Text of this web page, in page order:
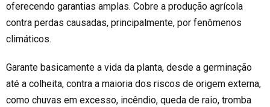
oferecendo garantias amplas. Cobre a produção agrícola
contra perdas causadas, principalmente, por fenômenos
climáticos.
Garante basicamente a vida da planta, desde a germinação
até a colheita, contra a maioria dos riscos de origem externa,
como chuvas em excesso, incêndio, queda de raio, tromba